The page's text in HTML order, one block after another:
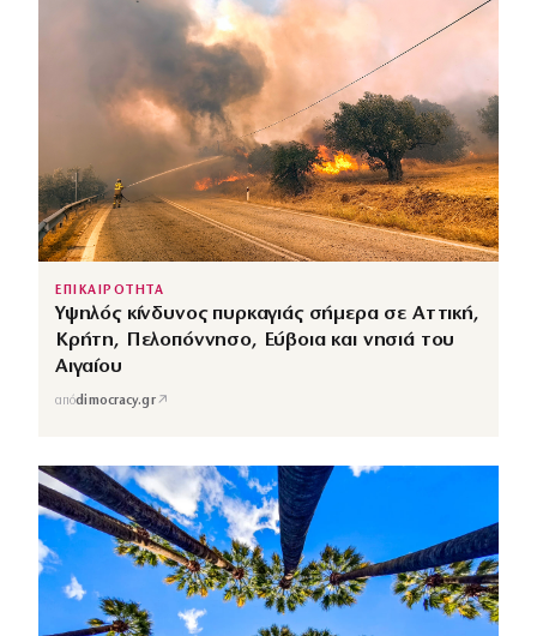
ΕΠΙΚΑΙΡΟΤΗΤΑ
Υψηλός κίνδυνος πυρκαγιάς σήμερα σε Αττική,
Κρήτη, Πελοπόννησο, Εύβοια και νησιά του
Αιγαίου
απόdimocracy.gr↗